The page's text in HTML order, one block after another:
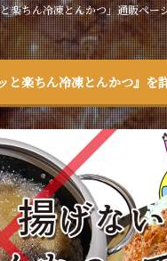
楽ちん冷凍とんかつ」通販ペー
と楽ちん冷凍とんかつ』を